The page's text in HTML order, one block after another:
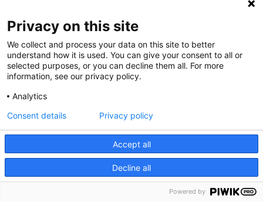
enviada al rector on es detallen totes les demandes laborals
del professorat associat.
Assemblea de Professorat Associat de la UAB (ASASUAB)
15 de febrer de 2021
assembleapassociatuab@nullgmail.com
LLEGIR MÉS »
Privacy on this site
We collect and process your data on this site to better
understand how it is used. You can give your consent to all or
selected purposes, or you can decline them all. For more
information, see our privacy policy.
Analytics
Accept all
Decline all
Consent details Privacy policy
Powered by